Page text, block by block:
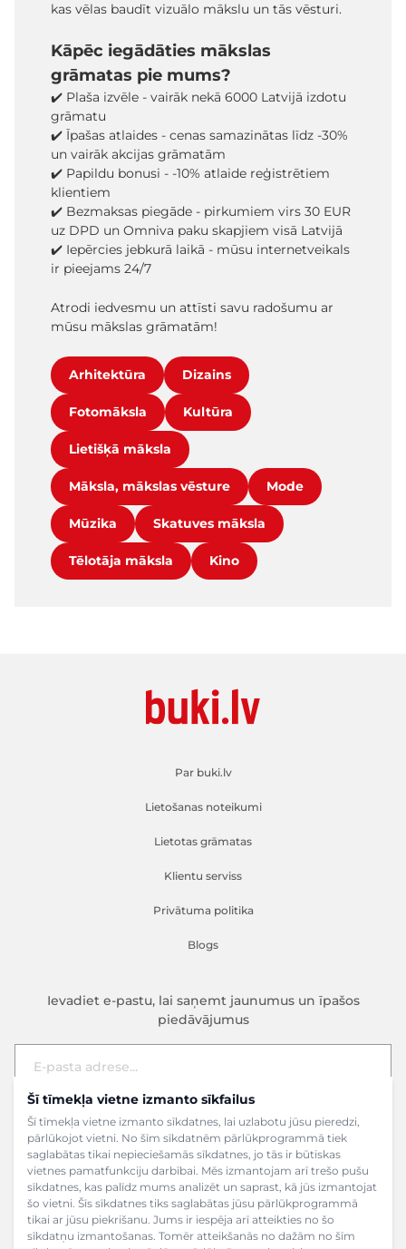
Šī tīmekļa vietne izmanto sīkfailus
Šī tīmekļa vietne izmanto sīkdatnes, lai uzlabotu jūsu pieredzi,
pārlūkojot vietni. No šīm sīkdatnēm pārlūkprogrammā tiek
saglabātas tikai nepieciešamās sīkdatnes, jo tās ir būtiskas
vietnes pamatfunkciju darbībai. Mēs izmantojam arī trešo pušu
sīkdatnes, kas palīdz mums analizēt un saprast, kā jūs izmantojat
šo vietni. Šīs sīkdatnes tiks saglabātas jūsu pārlūkprogrammā
tikai ar jūsu piekrišanu. Jums ir iespēja arī atteikties no šo
sīkdatņu izmantošanas. Tomēr atteikšanās no dažām no šīm
kas vēlas baudīt vizuālo mākslu un tās vēsturi.
Kāpēc iegādāties mākslas
grāmatas pie mums?
✔️ Plaša izvēle - vairāk nekā 6000 Latvijā izdotu
grāmatu
✔️ Īpašas atlaides - cenas samazinātas līdz -30%
un vairāk akcijas grāmatām
✔️ Papildu bonusi - -10% atlaide reģistrētiem
klientiem
✔️ Bezmaksas piegāde - pirkumiem virs 30 EUR
uz DPD un Omniva paku skapjiem visā Latvijā
✔️ Iepērcies jebkurā laikā - mūsu internetveikals
ir pieejams 24/7
Atrodi iedvesmu un attīsti savu radošumu ar
mūsu mākslas grāmatām!
Arhitektūra Dizains
Fotomāksla Kultūra
Lietišķā māksla
Māksla, mākslas vēsture Mode
Mūzika Skatuves māksla
Tēlotāja māksla Kino
Par buki.lv
Lietošanas noteikumi
Lietotas grāmatas
Klientu serviss
Privātuma politika
Blogs
Ievadiet e-pastu, lai saņemt jaunumus un īpašos
piedāvājumus
E-pasta adrese
Pieteikties